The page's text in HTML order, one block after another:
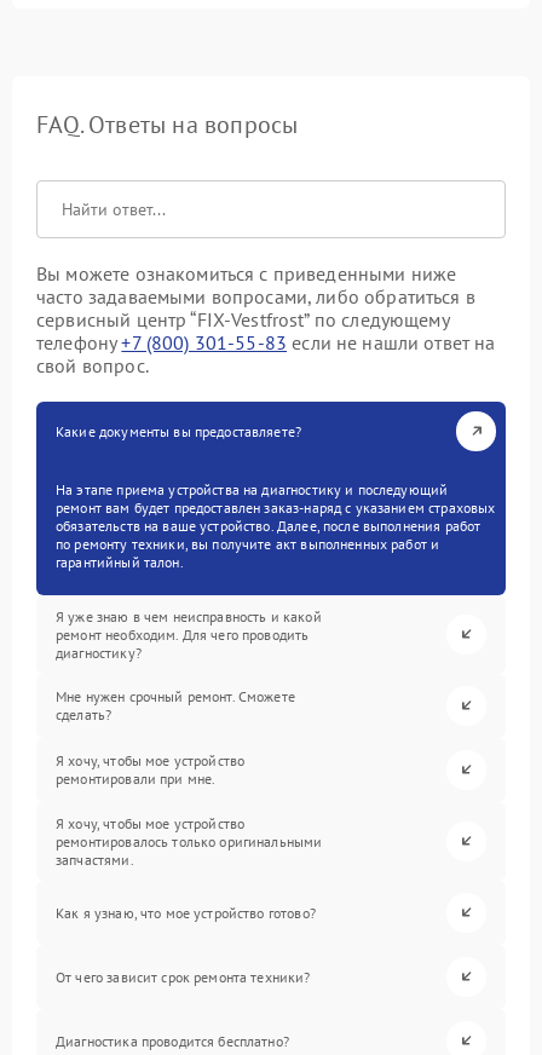
FAQ. Ответы на вопросы
Вы можете ознакомиться с приведенными ниже
часто задаваемыми вопросами, либо обратиться в
сервисный центр “FIX-Vestfrost” по следующему
телефону+7 (800) 301-55-83 если не нашли ответ на
свой вопрос.
Какие документы вы предоставляете?
На этапе приема устройства на диагностику и последующий
ремонт вам будет предоставлен заказ-наряд с указанием страховых
обязательств на ваше устройство. Далее, после выполнения работ
по ремонту техники, вы получите акт выполненных работ и
гарантийный талон.
Я уже знаю в чем неисправность и какой
ремонт необходим. Для чего проводить
диагностику?
Мне нужен срочный ремонт. Сможете
сделать?
Я хочу, чтобы мое устройство
ремонтировали при мне.
Я хочу, чтобы мое устройство
ремонтировалось только оригинальными
запчастями.
Как я узнаю, что мое устройство готово?
От чего зависит срок ремонта техники?
Диагностика проводится бесплатно?